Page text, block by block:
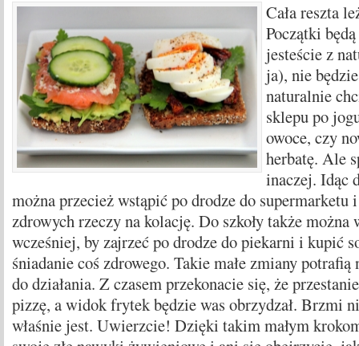
Cała reszta
Początki
jesteście z
ja), nie
naturalnie
sklepu po
owoce, czy
herbatę. Ale
inaczej. Idąc
można przecież wstąpić po drodze do supermarketu
zdrowych rzeczy na kolację. Do szkoły także
wcześniej, by zajrzeć po drodze do piekarni i kupić
śniadanie coś zdrowego. Takie małe zmiany potrafią
do działania. Z czasem przekonacie się, że
pizzę, a widok frytek będzie was obrzydzał. Brzmi
właśnie jest. Uwierzcie! Dzięki takim małym